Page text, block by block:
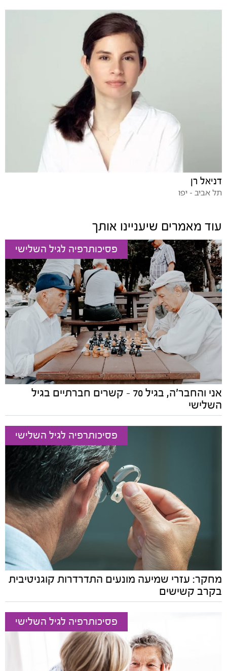
דניאל רן
תל אביב - יפו
עוד מאמרים שיעניינו אותך
פסיכותרפיה לגיל השלישי
אני והחבר'ה, בגיל 70 - קשרים חברתיים בגיל
השלישי
פסיכותרפיה לגיל השלישי
מחקר: עזרי שמיעה מונעים התדרדרות קוגניטיבית
בקרב קשישים
פסיכותרפיה לגיל השלישי